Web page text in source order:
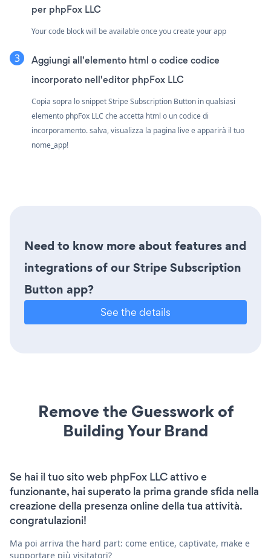
per phpFox LLC
Your code block will be available once you create your app
Aggiungi all'elemento html o codice codice
incorporato nell'editor phpFox LLC
Copia sopra lo snippet Stripe Subscription Button in qualsiasi
elemento phpFox LLC che accetta html o un codice di
incorporamento. salva, visualizza la pagina live e apparirà il tuo
nome_app!
Need to know more about features and
integrations of our Stripe Subscription
Button app?
See the details
Remove the Guesswork of
Building Your Brand
Se hai il tuo sito web phpFox LLC attivo e
funzionante, hai superato la prima grande sfida nella
creazione della presenza online della tua attività.
congratulazioni!
Ma poi arriva the hard part: come entice, captivate, make e
supportare più visitatori?